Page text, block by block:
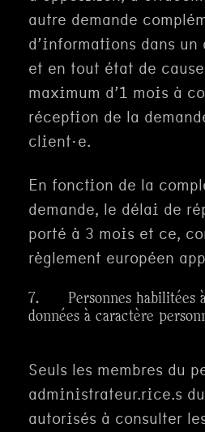
autre demande
d’informations dans
et en tout état de
maximum d’1 mois à
réception de la
client·e.
En fonction de la
demande, le délai de
porté à 3 mois et ce,
règlement européen
7. Personnes habilitées
données à caractère
Seuls les membres du
administrateur.rice.s
autorisés à consulter